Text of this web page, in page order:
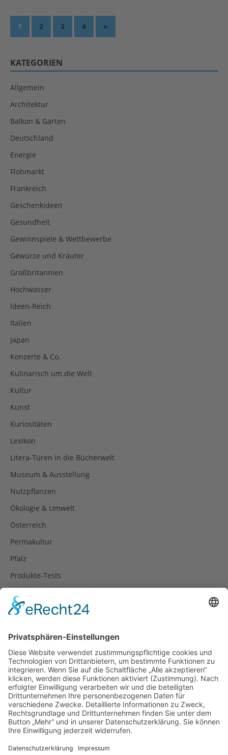
1 2 3 4 »
KATEGORIEN
Allgemein
Architektur
Balkon & Garten
Deutschland
Energie
Flohmarkt
Frankreich
Geschenkideen
Gesundheit
Gewinnspiele & Wettbewerbe
Gewürze und Kräuter
Großbritannien
Hochwasser
Ideen-Reich
Italien
Japan
Konzerte & Co.
Kulinarisch um die Welt
Kultur
Kunst
Kuriositäten
Lexikon
Litera-Türen in die Bücherwelt
Museum & Ausstellung
Nutzpflanzen
Ökologie & Umwelt
Österreich
Permakultur
Pfalz
Produkte-Tests
Rezepte
Spanien
Südtirol
USA
Weihnachten
Weihnachtstexte
Datenschutzerklärung
Impressum